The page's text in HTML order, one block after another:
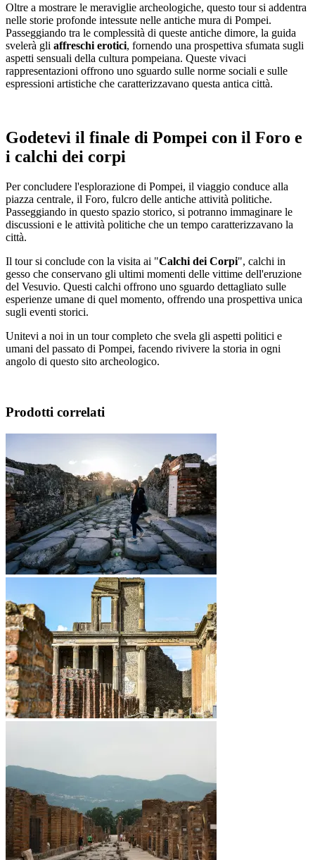
Oltre a mostrare le meraviglie archeologiche, questo tour si addentra
nelle storie profonde intessute nelle antiche mura di Pompei.
Passeggiando tra le complessità di queste antiche dimore, la guida
svelerà gli affreschi erotici, fornendo una prospettiva sfumata sugli
aspetti sensuali della cultura pompeiana. Queste vivaci
rappresentazioni offrono uno sguardo sulle norme sociali e sulle
espressioni artistiche che caratterizzavano questa antica città.
Godetevi il finale di Pompei con il Foro e
i calchi dei corpi
Per concludere l'esplorazione di Pompei, il viaggio conduce alla
piazza centrale, il Foro, fulcro delle antiche attività politiche.
Passeggiando in questo spazio storico, si potranno immaginare le
discussioni e le attività politiche che un tempo caratterizzavano la
città.
Il tour si conclude con la visita ai "Calchi dei Corpi", calchi in
gesso che conservano gli ultimi momenti delle vittime dell'eruzione
del Vesuvio. Questi calchi offrono uno sguardo dettagliato sulle
esperienze umane di quel momento, offrendo una prospettiva unica
sugli eventi storici.
Unitevi a noi in un tour completo che svela gli aspetti politici e
umani del passato di Pompei, facendo rivivere la storia in ogni
angolo di questo sito archeologico.
Prodotti correlati